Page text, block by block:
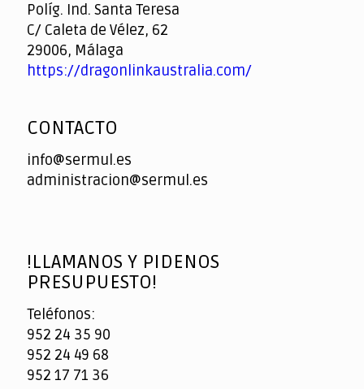
Políg. Ind. Santa Teresa
C/ Caleta de Vélez, 62
29006, Málaga
https://dragonlinkaustralia.com/
CONTACTO
info@sermul.es
administracion@sermul.es
!LLAMANOS Y PIDENOS
PRESUPUESTO!
Teléfonos:
952 24 35 90
952 24 49 68
952 17 71 36